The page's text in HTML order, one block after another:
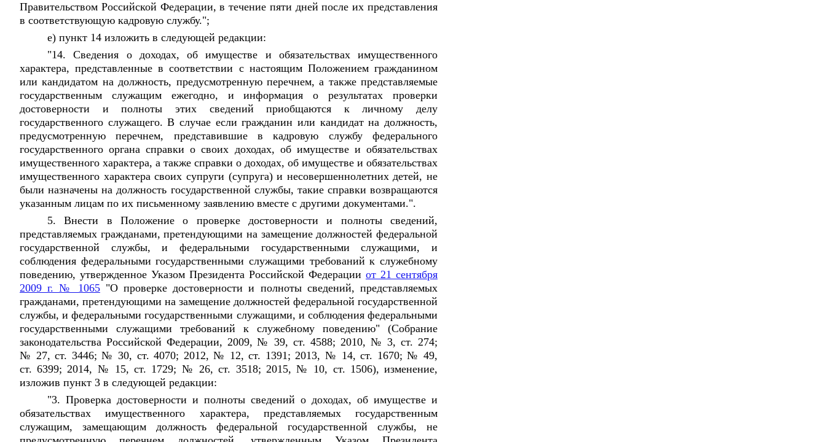
Правительством Российской Федерации, в течение пяти дней после их представления
в соответствующую кадровую службу.";
е) пункт 14 изложить в следующей редакции:
"14. Сведения о доходах, об имуществе и обязательствах имущественного
характера, представленные в соответствии с настоящим Положением гражданином
или кандидатом на должность, предусмотренную перечнем, а также представляемые
государственным служащим ежегодно, и информация о результатах проверки
достоверности и полноты этих сведений приобщаются к личному делу
государственного служащего. В случае если гражданин или кандидат на должность,
предусмотренную перечнем, представившие в кадровую службу федерального
государственного органа справки о своих доходах, об имуществе и обязательствах
имущественного характера, а также справки о доходах, об имуществе и обязательствах
имущественного характера своих супруги (супруга) и несовершеннолетних детей, не
были назначены на должность государственной службы, такие справки возвращаются
указанным лицам по их письменному заявлению вместе с другими документами.".
5. Внести в Положение о проверке достоверности и полноты сведений,
представляемых гражданами, претендующими на замещение должностей федеральной
государственной службы, и федеральными государственными служащими, и
соблюдения федеральными государственными служащими требований к служебному
поведению, утвержденное Указом Президента Российской Федерации от 21 сентября
2009 г. № 1065"О проверке достоверности и полноты сведений, представляемых
гражданами, претендующими на замещение должностей федеральной государственной
службы, и федеральными государственными служащими, и соблюдения федеральными
государственными служащими требований к служебному поведению" (Собрание
законодательства Российской Федерации, 2009, № 39, ст. 4588; 2010, № 3, ст. 274;
№ 27, ст. 3446; № 30, ст. 4070; 2012, № 12, ст. 1391; 2013, № 14, ст. 1670; № 49,
ст. 6399; 2014, № 15, ст. 1729; № 26, ст. 3518; 2015, № 10, ст. 1506), изменение,
изложив пункт 3 в следующей редакции:
"3. Проверка достоверности и полноты сведений о доходах, об имуществе и
обязательствах имущественного характера, представляемых государственным
служащим, замещающим должность федеральной государственной службы, не